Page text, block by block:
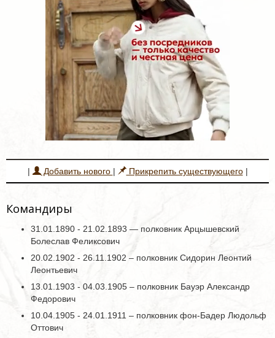
| Добавить нового | Прикрепить существующего|
Командиры
31.01.1890 - 21.02.1893 — полковник Арцышевский
Болеслав Феликсович
20.02.1902 - 26.11.1902 – полковник Сидорин Леонтий
Леонтьевич
13.01.1903 - 04.03.1905 – полковник Бауэр Александр
Федорович
10.04.1905 - 24.01.1911 – полковник фон-Бадер Людольф
Оттович